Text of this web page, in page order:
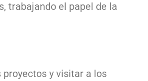
trabajando el papel de la
y visitar a los